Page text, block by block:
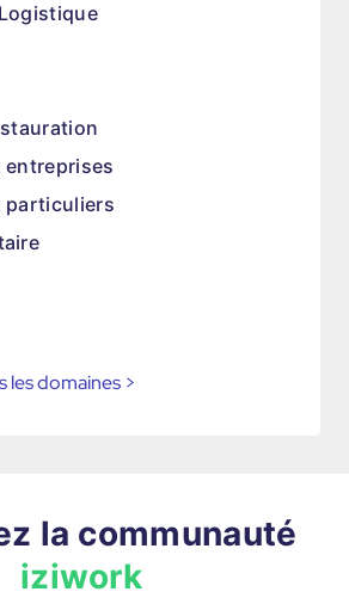
entreprises
particuliers
les domaines >
la communauté
iziwork